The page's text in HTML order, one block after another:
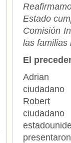
Estado
Comisión
las familias
El
Adrian
Robert
ciudadano